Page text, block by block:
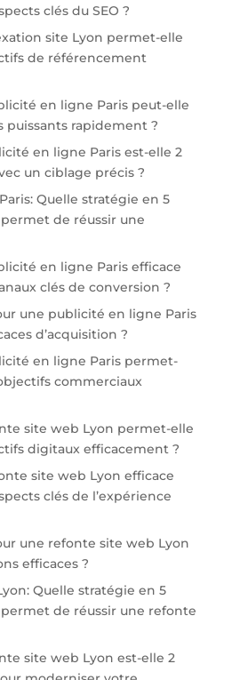
clés du SEO ?
site Lyon permet-elle
de référencement
en ligne Paris peut-elle
puissants rapidement ?
en ligne Paris est-elle 2
un ciblage précis ?
Quelle stratégie en 5
de réussir une
en ligne Paris efficace
clés de conversion ?
une publicité en ligne Paris
d’acquisition ?
en ligne Paris permet-
commerciaux
site web Lyon permet-elle
digitaux efficacement ?
site web Lyon efficace
clés de l’expérience
une refonte site web Lyon
efficaces ?
Quelle stratégie en 5
de réussir une refonte
site web Lyon est-elle 2